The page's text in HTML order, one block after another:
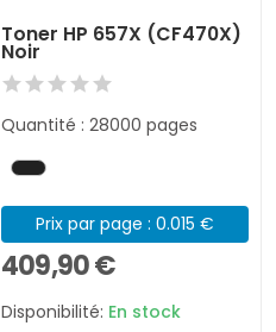
Toner HP 657X (CF470X)
Noir
Quantité : 28000 pages
Prix par page : 0.015 €
409,90 €
Disponibilité: En stock